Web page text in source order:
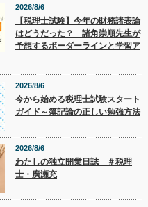
2026/8/6
【税理士試験】今年の財務諸表論
はどうだった？ 諸角崇順先生が
予想するボーダーラインと学習ア
2026/8/6
今から始める税理士試験スタート
ガイド～簿記論の正しい勉強方法
2026/8/6
わたしの独立開業日誌 ＃税理
士・廣瀬充